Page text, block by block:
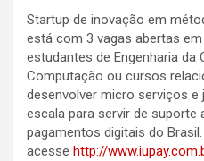
Startup de inovação em
está com 3 vagas abertas
estudantes de Engenharia da
Computação ou cursos
desenvolver micro serviços e
escala para servir de suporte
pagamentos digitais do
acesse http://